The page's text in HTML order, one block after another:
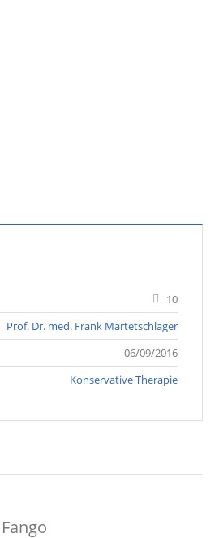
10
Prof. Dr. med. Frank Martetschläger
06/09/2016
Konservative Therapie